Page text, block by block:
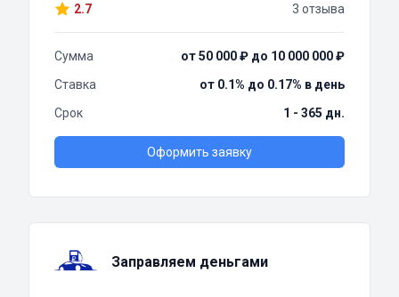
2.7 3 отзыва
Сумма
от 50 000 ₽ до 10 000 000 ₽
Ставка
от 0.1% до 0.17% в день
Срок
1 - 365 дн.
Оформить заявку
Заправляем деньгами